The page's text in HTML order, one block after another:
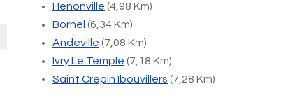
Henonville (4,98 Km)
Bornel (6,34 Km)
Andeville (7,08 Km)
Ivry Le Temple (7,18 Km)
Saint Crepin Ibouvillers (7,28 Km)